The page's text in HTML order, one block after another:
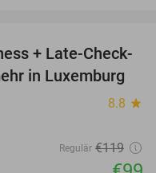
17%
+ Late-Check-
in Luxemburg
8.8 star
Regulär €119